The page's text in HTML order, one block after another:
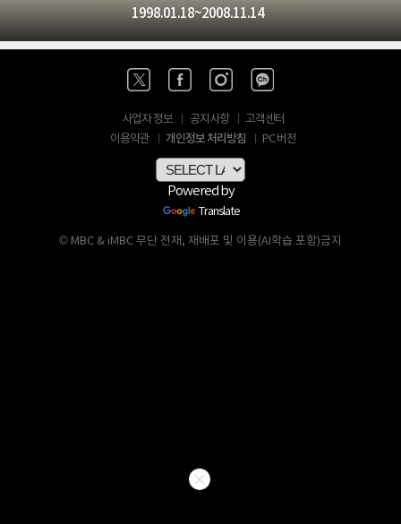
1998.01.18~2008.11.14
사업자 정보 공지사항
고객센터
이용약관
개인정보 처리방침 PC 버전
Powered by
Translate
© MBC & iMBC 무단 전재, 재배포 및 이용(AI학습 포함)금지